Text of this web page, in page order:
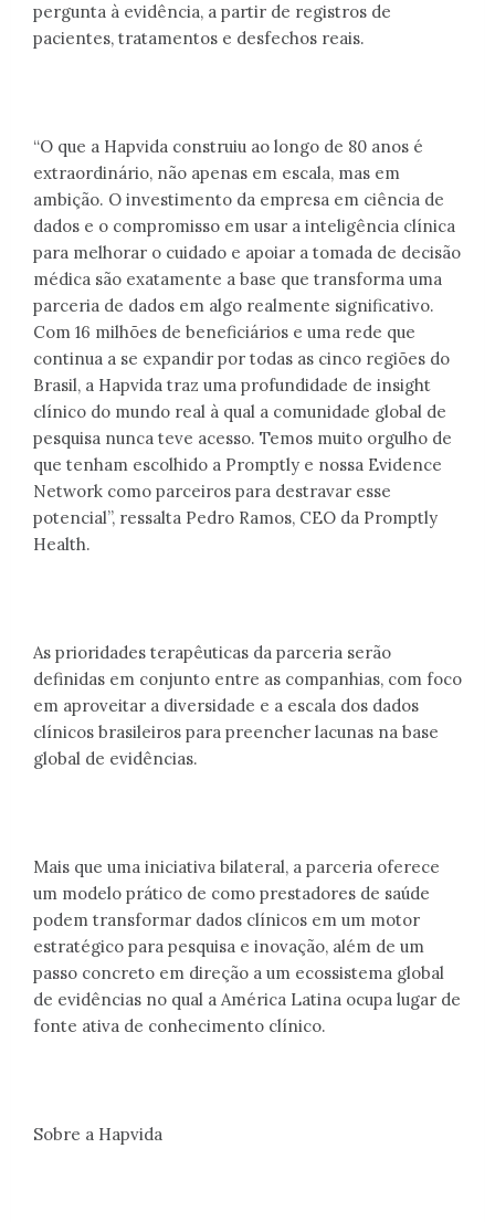
pergunta à evidência, a partir de registros de
pacientes, tratamentos e desfechos reais.
“O que a Hapvida construiu ao longo de 80 anos é
extraordinário, não apenas em escala, mas em
ambição. O investimento da empresa em ciência de
dados e o compromisso em usar a inteligência clínica
para melhorar o cuidado e apoiar a tomada de decisão
médica são exatamente a base que transforma uma
parceria de dados em algo realmente significativo.
Com 16 milhões de beneficiários e uma rede que
continua a se expandir por todas as cinco regiões do
Brasil, a Hapvida traz uma profundidade de insight
clínico do mundo real à qual a comunidade global de
pesquisa nunca teve acesso. Temos muito orgulho de
que tenham escolhido a Promptly e nossa Evidence
Network como parceiros para destravar esse
potencial”, ressalta Pedro Ramos, CEO da Promptly
Health.
As prioridades terapêuticas da parceria serão
definidas em conjunto entre as companhias, com foco
em aproveitar a diversidade e a escala dos dados
clínicos brasileiros para preencher lacunas na base
global de evidências.
Mais que uma iniciativa bilateral, a parceria oferece
um modelo prático de como prestadores de saúde
podem transformar dados clínicos em um motor
estratégico para pesquisa e inovação, além de um
passo concreto em direção a um ecossistema global
de evidências no qual a América Latina ocupa lugar de
fonte ativa de conhecimento clínico.
Sobre a Hapvida